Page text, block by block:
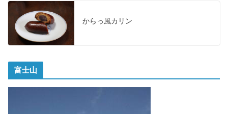
からっ風カリン
富士山